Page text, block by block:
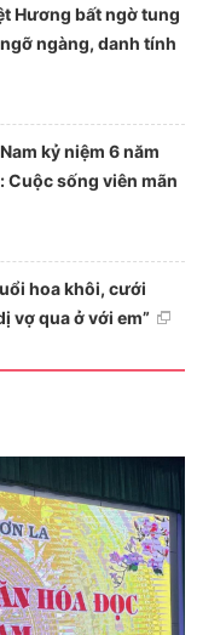
Hương bất ngờ tung
ngàng, danh tính
kỷ niệm 6 năm
Cuộc sống viên mãn
hoa khôi, cưới
vợ qua ở với em”